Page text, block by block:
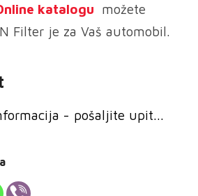
katalogu možete
Filter je za Vaš automobil.
- pošaljite upit...